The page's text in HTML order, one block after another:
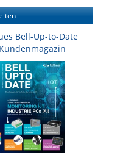
Bell-Up-to-Date
Kundenmagazin